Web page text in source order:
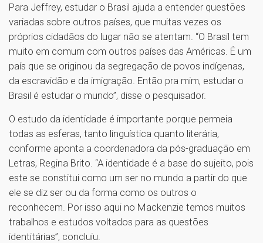
Para Jeffrey, estudar o Brasil ajuda a entender questões
variadas sobre outros países, que muitas vezes os
próprios cidadãos do lugar não se atentam. “O Brasil tem
muito em comum com outros países das Américas. É um
país que se originou da segregação de povos indígenas,
da escravidão e da imigração. Então pra mim, estudar o
Brasil é estudar o mundo”, disse o pesquisador.
O estudo da identidade é importante porque permeia
todas as esferas, tanto linguística quanto literária,
conforme aponta a coordenadora da pós-graduação em
Letras, Regina Brito. “A identidade é a base do sujeito, pois
este se constitui como um ser no mundo a partir do que
ele se diz ser ou da forma como os outros o
reconhecem. Por isso aqui no Mackenzie temos muitos
trabalhos e estudos voltados para as questões
identitárias”, concluiu.